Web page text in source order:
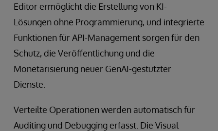
Editor ermöglicht die Erstellung von KI-
Lösungen ohne Programmierung, und integrierte
Funktionen für API-Management sorgen für den
Schutz, die Veröffentlichung und die
Monetarisierung neuer GenAI-gestützter
Dienste.
Verteilte Operationen werden automatisch für
Auditing und Debugging erfasst. Die Visual